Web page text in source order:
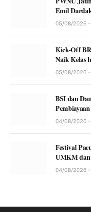
Emil
05/08/2026 -
Kick-Off
Naik Kelas
05/08/2026 -
BSI dan
04/08/2026 -
Festival
UMKM
04/08/2026 -